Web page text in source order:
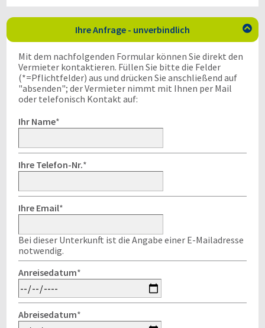
Ihre Anfrage - unverbindlich 
Mit dem nachfolgenden Formular können Sie direkt den
Vermieter kontaktieren. Füllen Sie bitte die Felder
(*=Pflichtfelder) aus und drücken Sie anschließend auf
"absenden"; der Vermieter nimmt mit Ihnen per Mail
oder telefonisch Kontakt auf:
Ihr Name*
Ihre Telefon-Nr.*
Ihre Email*
Bei dieser Unterkunft ist die Angabe einer E-Mailadresse
notwendig.
Anreisedatum*
Abreisedatum*